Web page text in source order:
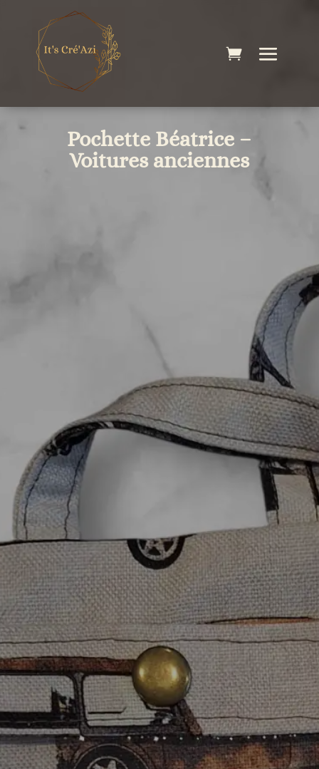
Pochette Béatrice –
Voitures anciennes